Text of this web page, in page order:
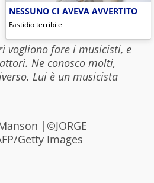
vogliono fare i musicisti, e
Ne conosco molti,
Lui è un musicista
|©JORGE
Getty Images
NESSUNO CI AVEVA AVVERTITO
Fastidio terribile